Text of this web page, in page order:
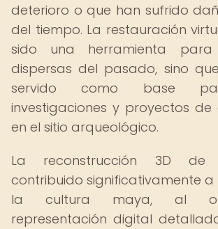
deterioro o que han sufrido
del tiempo. La restauración
sido una herramienta para
dispersas del pasado, sino
servido como base
investigaciones y proyectos de
en el sitio arqueológico.
La reconstrucción 3D
contribuido significativamente a
la cultura maya, al
representación digital